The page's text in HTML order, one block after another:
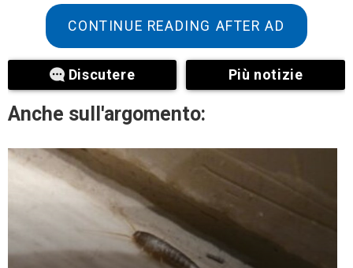
CONTINUE READING AFTER AD
Discutere Più notizie
Anche sull'argomento: